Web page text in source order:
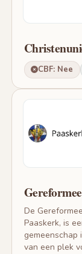
CBF: Nee
De
Paaskerk, is
gemeenschap
van een plek